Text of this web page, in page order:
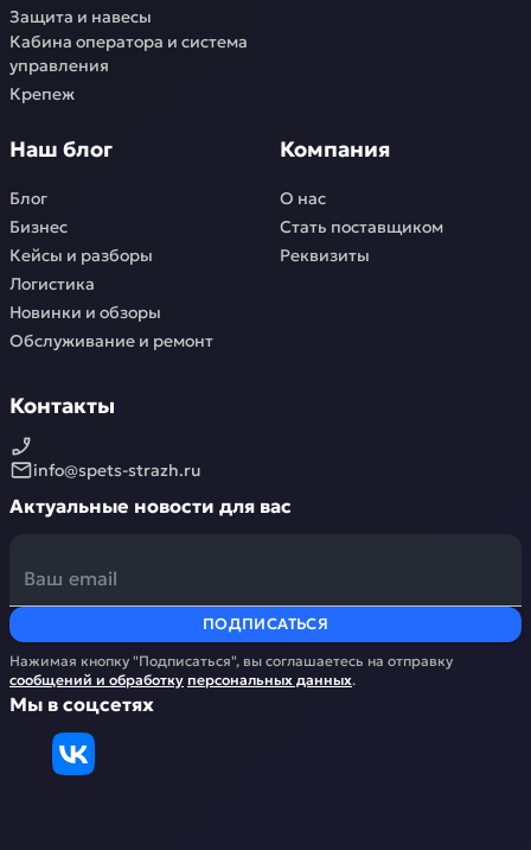
Защита и навесы
Кабина оператора и система
управления
Крепеж
Наш блог
Блог
Бизнес
Кейсы и разборы
Логистика
Новинки и обзоры
Обслуживание и ремонт
Компания
О нас
Стать поставщиком
Реквизиты
Контакты
info@spets-strazh.ru
Актуальные новости для вас
ПОДПИСАТЬСЯ
Нажимая кнопку "Подписаться", вы соглашаетесь на отправку
сообщений и обработку персональных данных.
Мы в соцсетях